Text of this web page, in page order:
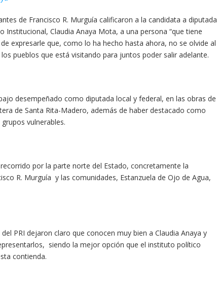
de Francisco R. Murguía calificaron a la candidata a diputada
Institucional, Claudia Anaya Mota, a una persona “que tiene
expresarle que, como lo ha hecho hasta ahora, no se olvide al
pueblos que está visitando para juntos poder salir adelante.
desempeñado como diputada local y federal, en las obras de
de Santa Rita-Madero, además de haber destacado como
vulnerables.
por la parte norte del Estado, concretamente la
R. Murguía y las comunidades, Estanzuela de Ojo de Agua,
PRI dejaron claro que conocen muy bien a Claudia Anaya y
siendo la mejor opción que el instituto político
contienda.